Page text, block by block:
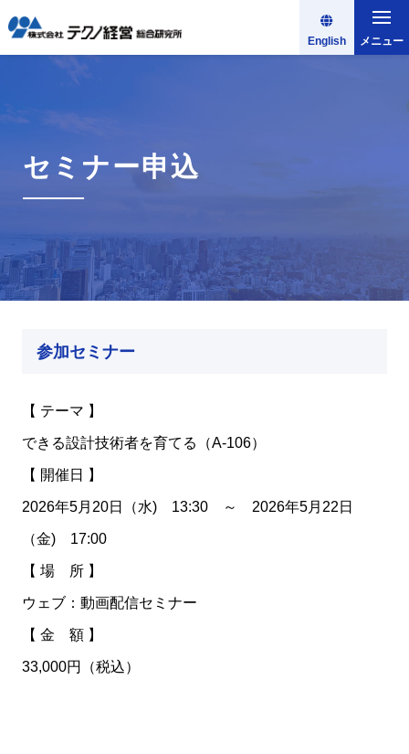
English メニュー
セミナー申込
参加セミナー
【 テーマ 】
できる設計技術者を育てる（A-106）
【 開催日 】
2026年5月20日（水) 13:30 ～ 2026年5月22日
（金) 17:00
【 場 所 】
ウェブ：動画配信セミナー
【 金 額 】
33,000円（税込）